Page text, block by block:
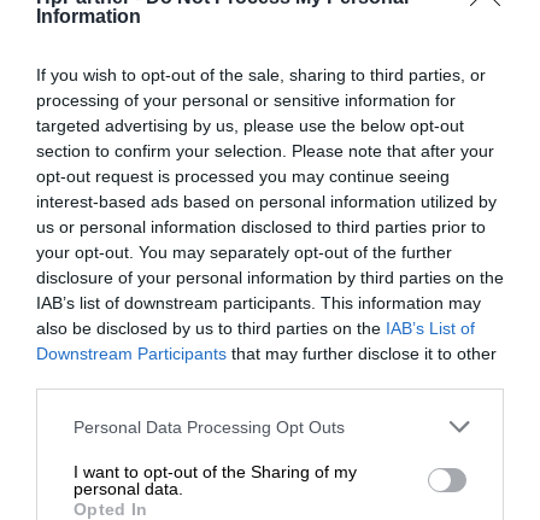
Information
If you wish to opt-out of the sale, sharing to third parties, or
processing of your personal or sensitive information for
targeted advertising by us, please use the below opt-out
section to confirm your selection. Please note that after your
opt-out request is processed you may continue seeing
interest-based ads based on personal information utilized by
us or personal information disclosed to third parties prior to
your opt-out. You may separately opt-out of the further
disclosure of your personal information by third parties on the
IAB’s list of downstream participants. This information may
also be disclosed by us to third parties on the IAB’s List of
Downstream Participants that may further disclose it to other
Personal Data Processing Opt Outs
I want to opt-out of the Sharing of my
personal data.
Opted In
Zachowaj ważne dokumenty i
wspomnienia
Wybierz oryginalne atramenty HP, aby drukować wyraziste
dokumenty i utrwalone cenne chwile w żywych kolorach.